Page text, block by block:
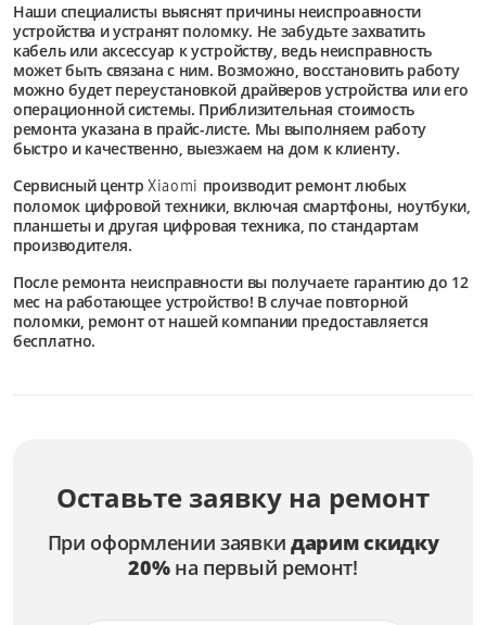
Наши специалисты выяснят причины неиспроавности
устройства и устранят поломку. Не забудьте захватить
кабель или аксессуар к устройству, ведь неисправность
может быть связана с ним. Возможно, восстановить работу
можно будет переустановкой драйверов устройства или его
операционной системы. Приблизительная стоимость
ремонта указана в прайс-листе. Мы выполняем работу
быстро и качественно, выезжаем на дом к клиенту.
Сервисный центрXiaomi производит ремонт любых
поломок цифровой техники, включая смартфоны, ноутбуки,
планшеты и другая цифровая техника, по стандартам
производителя.
После ремонта неисправности вы получаете гарантию до 12
мес на работающее устройство! В случае повторной
поломки, ремонт от нашей компании предоставляется
бесплатно.
Оставьте заявку на ремонт
При оформлении заявки дарим скидку
20%на первый ремонт!